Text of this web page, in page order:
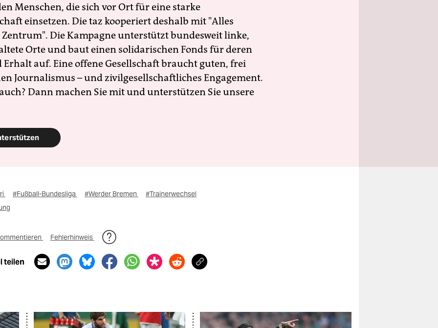
Menschen, die sich vor Ort für eine starke
einsetzen. Die taz kooperiert deshalb mit "Alles
Die Kampagne unterstützt bundesweit linke,
Orte und baut einen solidarischen Fonds für deren
Erhalt auf. Eine offene Gesellschaft braucht guten, frei
Journalismus – und zivilgesellschaftliches Engagement.
Dann machen Sie mit und unterstützen Sie unsere
#Fußball-Bundesliga #Werder Bremen
#Trainerwechsel
Fehlerhinweis
teilen